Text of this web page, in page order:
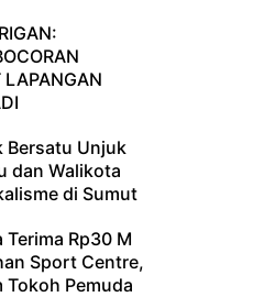
LAPANGAN
Bersatu Unjuk
dan Walikota
di Sumut
Terima Rp30 M
Sport Centre,
Tokoh Pemuda